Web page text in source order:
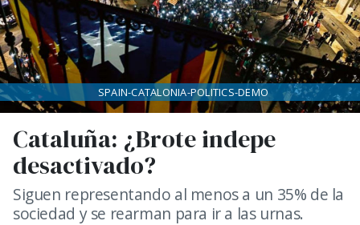
Cataluña: ¿Brote indepe
desactivado?
Siguen representando al menos a un 35% de la
sociedad y se rearman para ir a las urnas.
SPAIN-CATALONIA-POLITICS-DEMO